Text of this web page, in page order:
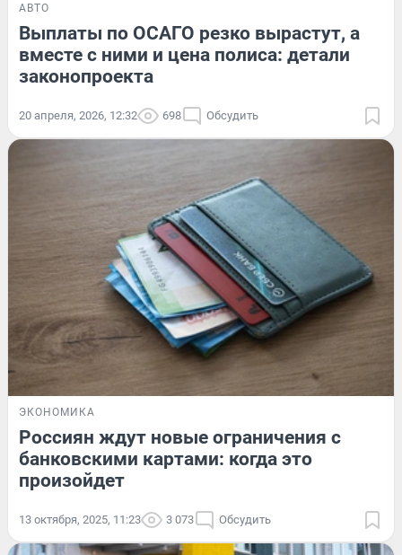
АВТО
Выплаты по ОСАГО резко вырастут, а
вместе с ними и цена полиса: детали
законопроекта
20 апреля, 2026, 12:32 698 Обсудить
ЭКОНОМИКА
Россиян ждут новые ограничения с
банковскими картами: когда это
произойдет
13 октября, 2025, 11:23 3 073 Обсудить